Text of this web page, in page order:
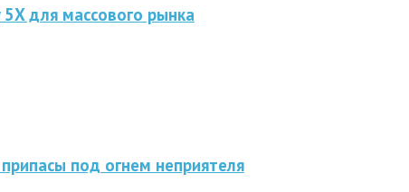
5X для массового рынка
под огнем неприятеля